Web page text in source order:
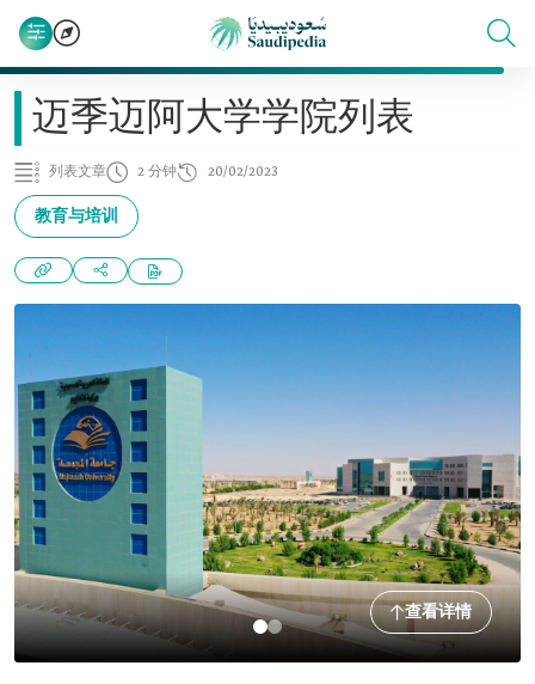
迈季迈阿大学学院列表
列表文章 2 分钟 20/02/2023
教育与培训
查看详情